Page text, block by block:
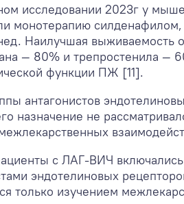
исследовании 2023г у
монотерапию силденафилом,
Наилучшая выживаемость
— 80% и трепростенила —
функции ПЖ [11].
антагонистов
назначение не
с ЛАГ-ВИЧ
эндотелиновых
только изучением